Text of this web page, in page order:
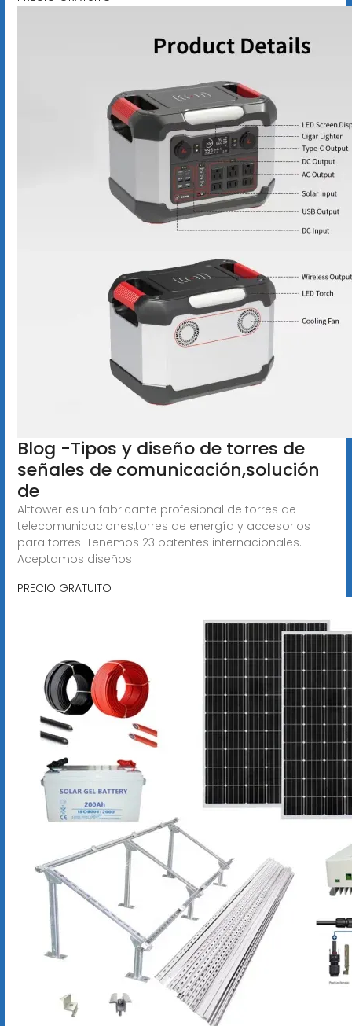
Blog -Tipos y diseño de torres de
señales de comunicación,solución
de
Alttower es un fabricante profesional de torres de
telecomunicaciones,torres de energía y accesorios
para torres. Tenemos 23 patentes internacionales.
Aceptamos diseños
PRECIO GRATUITO